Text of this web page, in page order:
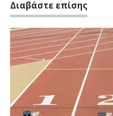
Διαβάστε επίσης